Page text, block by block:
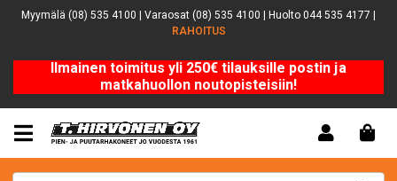
Myymälä (08) 535 4100 | Varaosat (08) 535 4100 | Huolto 044 535 4177 |
RAHOITUS
Ilmainen toimitus yli 250€ tilauksille postin ja
matkahuollon noutopisteisiin!